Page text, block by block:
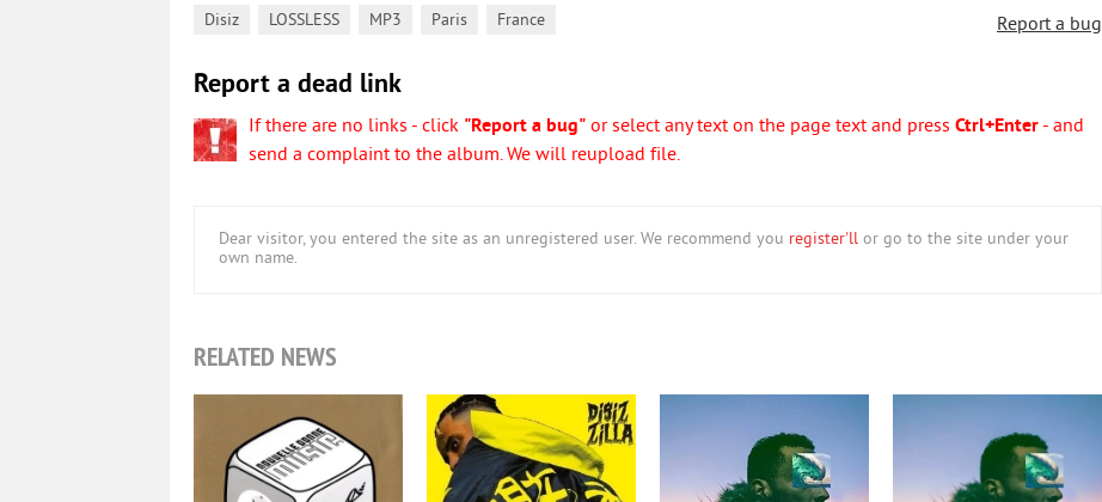
Report a bug
Disiz LOSSLESS MP3 Paris France
Report a dead link
If there are no links - click "Report a bug" or select any text on the page text and press Ctrl+Enter - and
send a complaint to the album. We will reupload file.
Dear visitor, you entered the site as an unregistered user. We recommend you register'll or go to the site under your
own name.
RELATED NEWS